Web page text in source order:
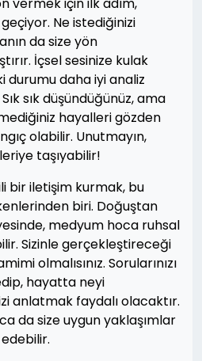
Ne istediğinizi
da size yön
İçsel sesinize kulak
durumu daha iyi analiz
sık düşündüğünüz, ama
hayalleri gözden
olabilir. Unutmayın,
taşıyabilir!
bir iletişim kurmak, bu
biri. Doğuştan
medyum hoca ruhsal
Sizinle gerçekleştireceği
olmalısınız. Sorularınızı
hayatta neyi
anlatmak faydalı olacaktır.
da size uygun yaklaşımlar